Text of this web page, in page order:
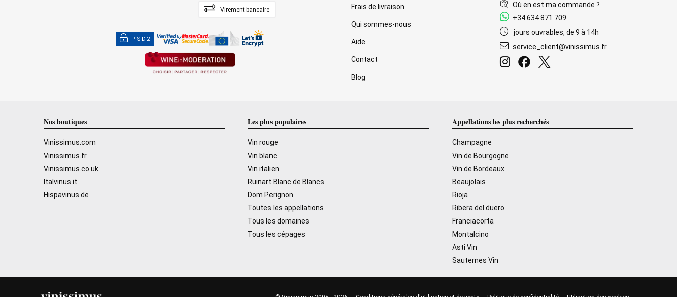
Virement bancaire
PSD2
Frais de livraison
Qui sommes-nous
Aide
Contact
Blog
Où en est ma commande ?
+34 634 871 709
jours ouvrables, de 9 à 14h
service_client@vinissimus.fr
Nos boutiques
Vinissimus.com
Vinissimus.fr
Vinissimus.co.uk
Italvinus.it
Hispavinus.de
Les plus populaires
Vin rouge
Vin blanc
Vin italien
Ruinart Blanc de Blancs
Dom Perignon
Toutes les appellations
Tous les domaines
Tous les cépages
Appellations les plus recherchés
Champagne
Vin de Bourgogne
Vin de Bordeaux
Beaujolais
Rioja
Ribera del duero
Franciacorta
Montalcino
Asti Vin
Sauternes Vin